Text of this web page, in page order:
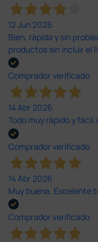
12 Jun 2026
Bien, rápida y sin
productos sin incluir el
Comprador verificado
14 Abr 2026
Todo muy rápido y
Comprador verificado
14 Abr 2026
Muy buena. Excelente
Comprador verificado